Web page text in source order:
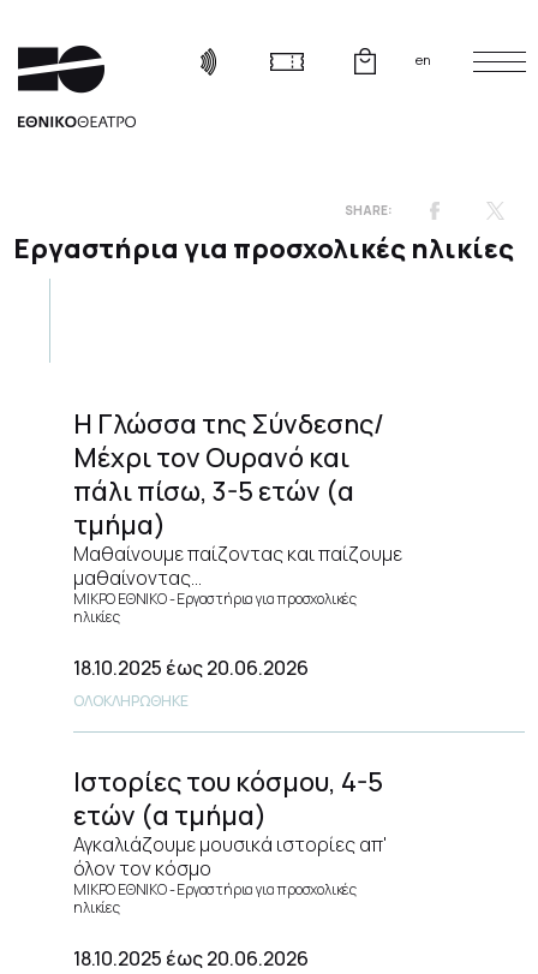
en
Εργαστήρια για προσχολικές ηλικίες
18.10.2025 έως 20.06.2026
ΟΛΟΚΛΗΡΩΘΗΚΕ
Η Γλώσσα της Σύνδεσης/
Μέχρι τον Ουρανό και
πάλι πίσω, 3-5 ετών (α
τμήμα)
Μαθαίνουμε παίζοντας και παίζουμε
μαθαίνοντας...
ΜΙΚΡΟ ΕΘΝΙΚΟ Εργαστήρια για προσχολικές
ηλικίες
18.10.2025 έως 20.06.2026
Ιστορίες του κόσμου, 4-5
ετών (α τμήμα)
Αγκαλιάζουμε μουσικά ιστορίες απ'
όλον τον κόσμο
ΜΙΚΡΟ ΕΘΝΙΚΟ Εργαστήρια για προσχολικές
ηλικίες